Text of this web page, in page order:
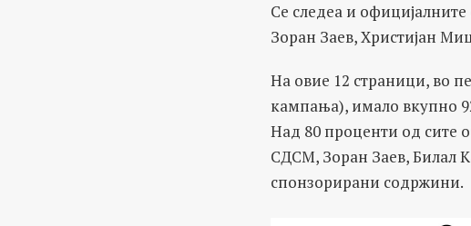
Се следеа и
Зоран Заев, Христијан
На овие 12 страници, во
кампања), имало вкупно
Над 80 проценти од сите
СДСМ, Зоран Заев, Билал
спонзорирани содржини.